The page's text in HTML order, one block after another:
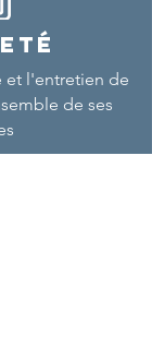
et l'entretien de
de ses